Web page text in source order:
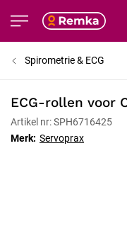
Spirometrie & ECG
ECG-rollen voor
Artikel nr: SPH6716425
Merk: Servoprax